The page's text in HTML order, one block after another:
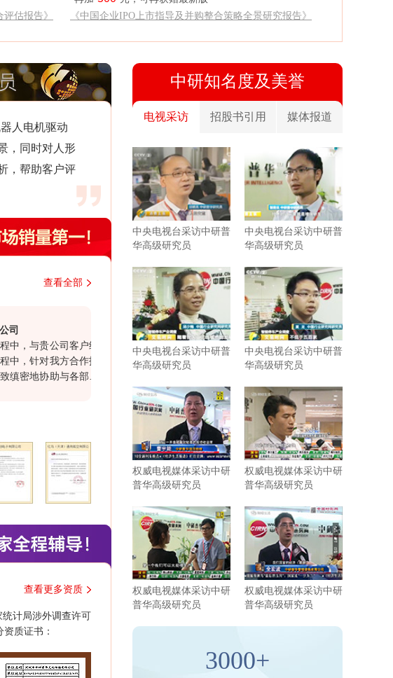
估报告》
《中国企业IPO上市指导及并购整合策略全景研究报告》
人电机驱动
，同时对人形
，帮助客户评
查看全部
与贵公司客户经
针对我方合作报
地协助与各部门
韩国大韩贸易投资振兴公社上海代表处
近几年，与中研普华持续不断地进行着行业研
究的紧密合作。贵司研究报告结构紧凑，内容
略规划带来了实际性的帮助。相信有很多企业
需要你们这样的行业分析公司协助和支持。尤
其是贵司对于客户报告需求的延伸服务，为我
司提供了更多有针对性、宝贵的行业研判。希
望在以后的发展过程中继续保持紧密合作与共
同进步。
查看更多资质
计局涉外调查许可
质证书：
中研知名度及美誉
电视采访 招股书引用 媒体报道
中央电视台采访中研普
华高级研究员
中央电视台采访中研普
华高级研究员
中央电视台采访中研普
华高级研究员
中央电视台采访中研普
华高级研究员
权威电视媒体采访中研
普华高级研究员
权威电视媒体采访中研
普华高级研究员
权威电视媒体采访中研
普华高级研究员
权威电视媒体采访中研
普华高级研究员
3000+